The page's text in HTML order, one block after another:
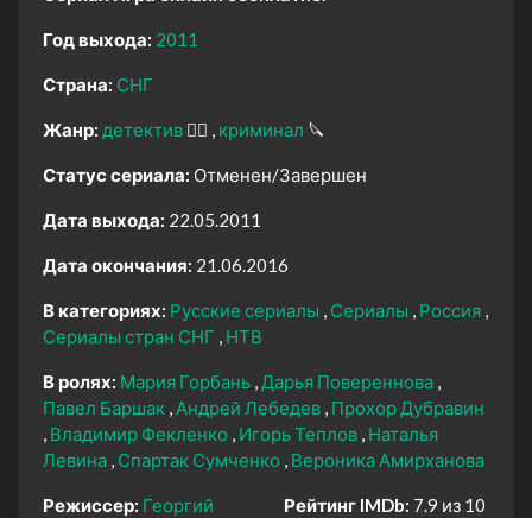
Год выхода: 2011
Страна: СНГ
Жанр: детектив 🕵️‍♂️ криминал 🔪
Статус сериала: Отменен/Завершен
Дата выхода: 22.05.2011
Дата окончания: 21.06.2016
В категориях: Русские сериалы Сериалы
Россия
Сериалы стран СНГ
НТВ
В ролях: Мария Горбань Дарья Повереннова
Павел Баршак Андрей Лебедев Прохор Дубравин
Владимир Фекленко
Игорь Теплов Наталья
Левина Спартак Сумченко Вероника Амирханова
Режиссер: Георгий
Рейтинг IMDb: 7.9 из 10